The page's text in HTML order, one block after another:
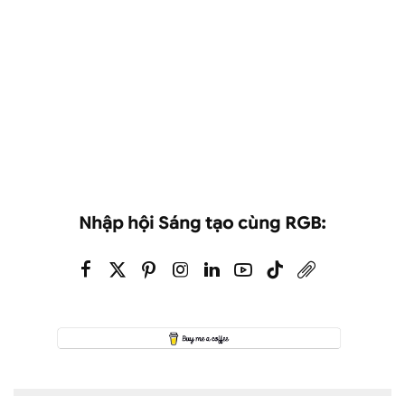
Nhập hội Sáng tạo cùng RGB: